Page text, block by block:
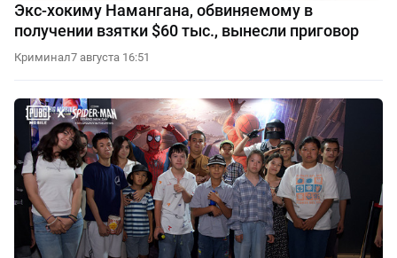
Экс-хокиму Намангана, обвиняемому в
получении взятки $60 тыс., вынесли приговор
Криминал7 августа 16:51